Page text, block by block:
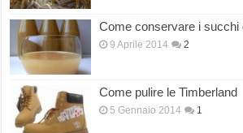
Come conservare i succhi
9 Aprile 2014 2
Come pulire le Timberland
5 Gennaio 2014 1